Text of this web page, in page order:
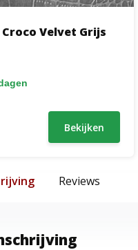
Croco Velvet Grijs
Bekijken
Reviews